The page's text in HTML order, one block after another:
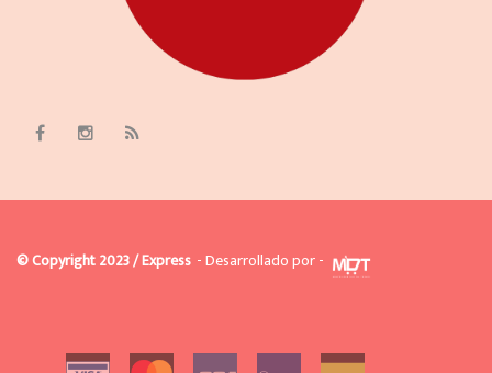
© Copyright 2023 / Express - Desarrollado por -